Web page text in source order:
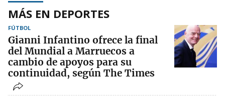
MÁS EN DEPORTES
FÚTBOL
Gianni Infantino ofrece la final
del Mundial a Marruecos a
cambio de apoyos para su
continuidad, según The Times